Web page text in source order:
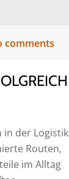
comments
in der Logistik
Routen,
im Alltag